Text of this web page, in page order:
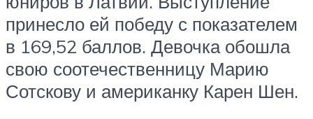
принесло ей победу с показателем
в 169,52 баллов. Девочка обошла
свою соотечественницу Марию
Сотскову и американку Карен Шен.